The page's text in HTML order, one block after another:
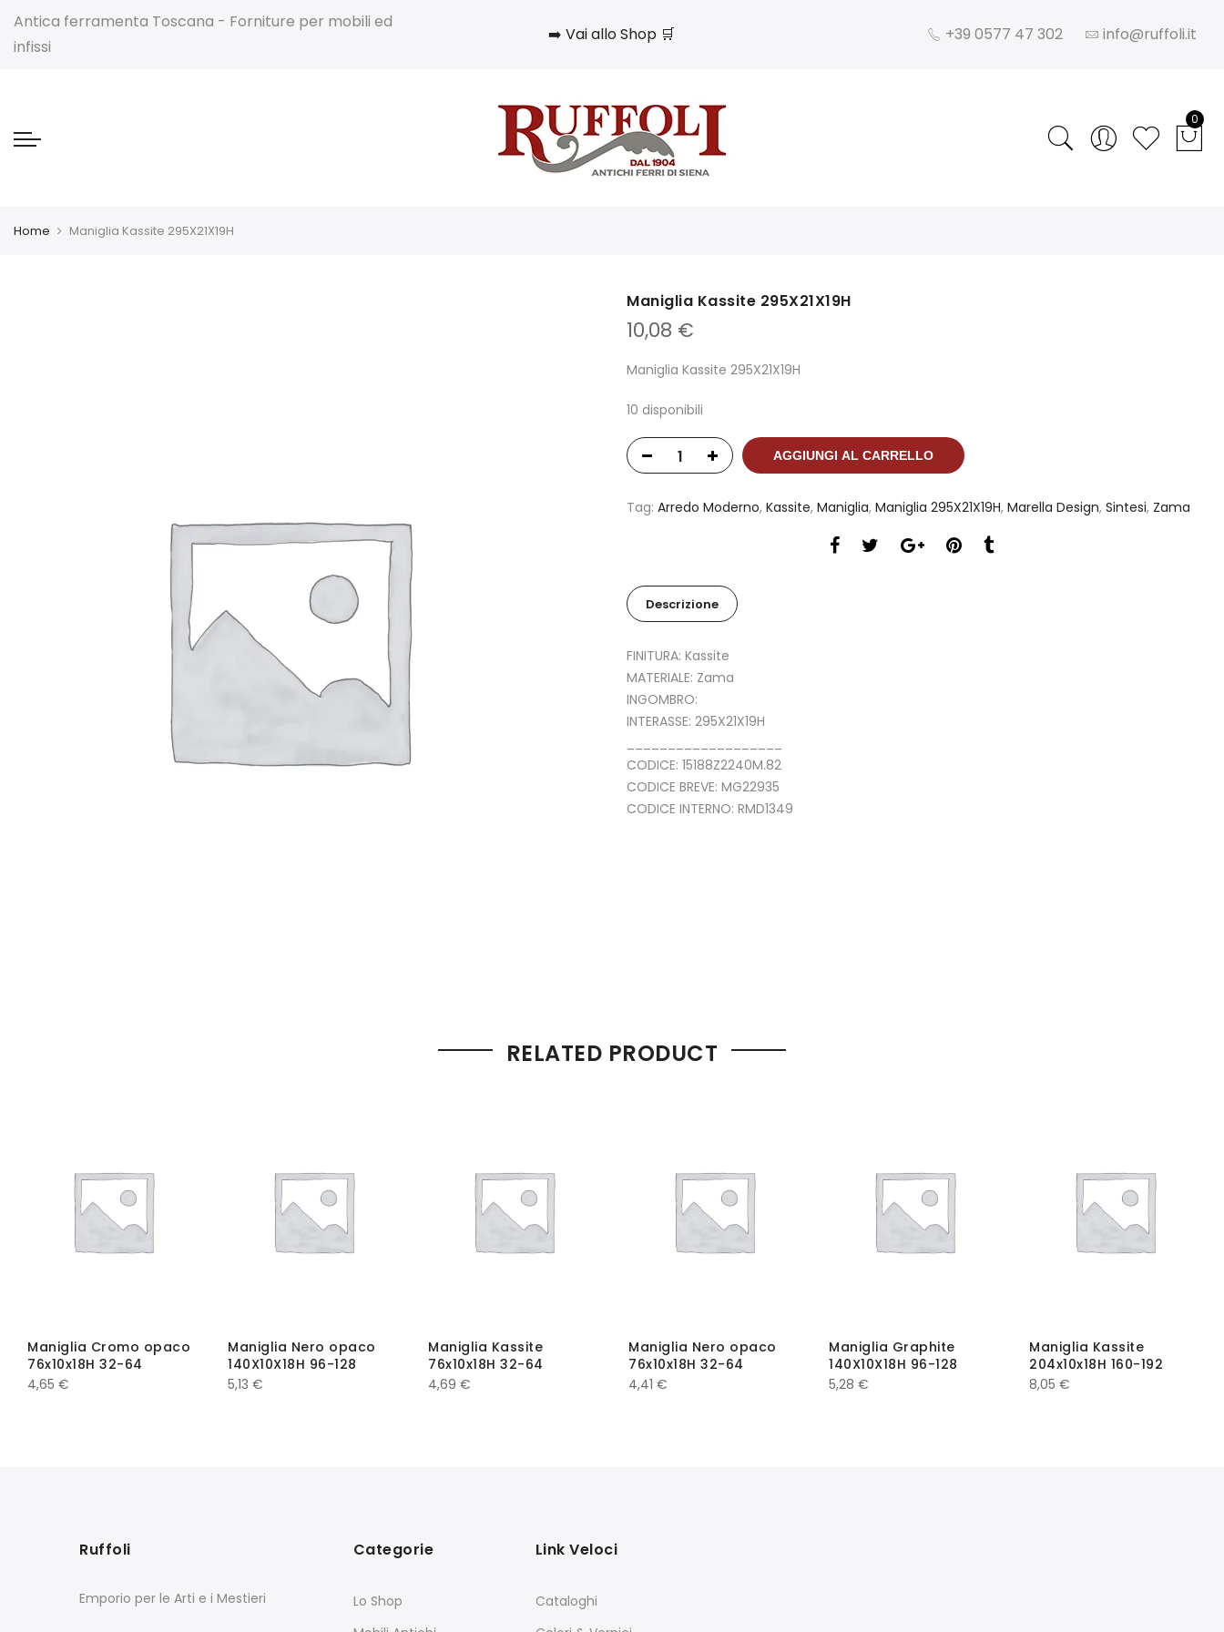
Antica ferramenta Toscana - Forniture per mobili ed
infissi
➡️ Vai allo Shop 🛒 +39 0577 47 302 info@ruffoli.it
0
Home Maniglia Kassite 295X21X19H
Maniglia Kassite 295X21X19H
10,08 €
Maniglia Kassite 295X21X19H
10 disponibili
AGGIUNGI AL CARRELLO
Tag: Arredo Moderno, Kassite, Maniglia, Maniglia 295X21X19H, Marella Design, Sintesi, Zama
Descrizione
FINITURA: Kassite
MATERIALE: Zama
INGOMBRO:
INTERASSE: 295X21X19H
CODICE: 15188Z2240M.82
CODICE BREVE: MG22935
CODICE INTERNO: RMD1349
RELATED PRODUCT
Maniglia Cromo opaco
76x10x18H 32-64
4,65 €
Maniglia Nero opaco
140X10X18H 96-128
5,13 €
Maniglia Kassite
76x10x18H 32-64
4,69 €
Maniglia Nero opaco
76x10x18H 32-64
4,41 €
Maniglia Graphite
140X10X18H 96-128
5,28 €
Maniglia Kassite
204x10x18H 160-192
8,05 €
Ruffoli
Emporio per le Arti e i Mestieri
Categorie
Lo Shop
Link Veloci
Cataloghi